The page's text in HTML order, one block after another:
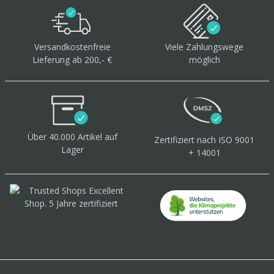
Versandkostenfreie
Lieferung ab 200,- €
Viele Zahlungswege
möglich
Über 40.000 Artikel auf
Lager
Zertifiziert nach ISO 9001
+ 14001